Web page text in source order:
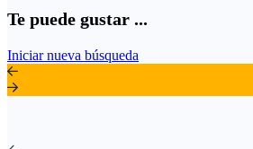
Te puede gustar ...
Iniciar nueva búsqueda